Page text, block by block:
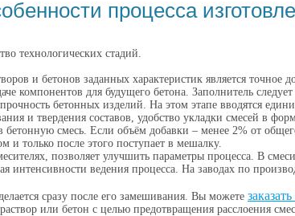
процесса
технологических стадий.
и бетонов заданных характеристик является точное
компонентов для будущего бетона. Заполнитель
бетонных изделий. На этом этапе вводятся
и твердения составов, удобство укладки смесей в
смесь. Если объём добавки – менее 2% от
и только после этого поступает в мешалку.
позволяет улучшить параметры процесса. В
интенсивности ведения процесса. На заводах по
сразу после его замешивания. Вы можете
или бетон с целью предотвращения расслоения